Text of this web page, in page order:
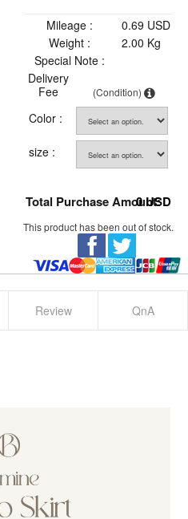
Mileage :
0.69 USD
Weight :
2.00 Kg
Special Note :
Delivery
Fee
(Condition)
Color :
size :
Total Purchase Amount:
0USD
This product has been out of stock.
Review QnA